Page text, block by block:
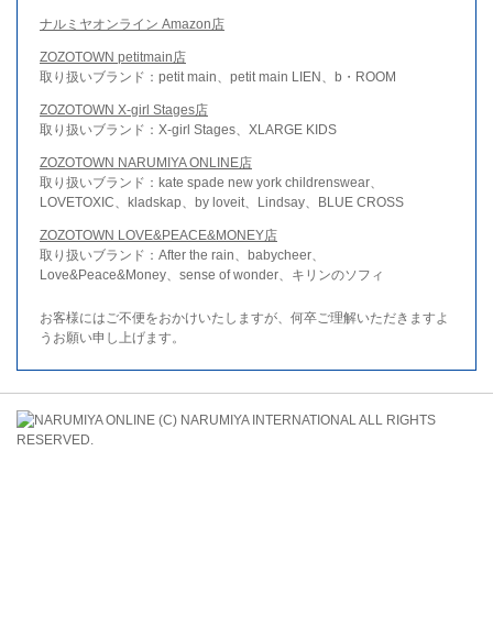
ナルミヤオンライン Amazon店
ZOZOTOWN petitmain店
取り扱いブランド：petit main、petit main LIEN、b・ROOM
ZOZOTOWN X-girl Stages店
取り扱いブランド：X-girl Stages、XLARGE KIDS
ZOZOTOWN NARUMIYA ONLINE店
取り扱いブランド：kate spade new york childrenswear、
LOVETOXIC、kladskap、by loveit、Lindsay、BLUE CROSS
ZOZOTOWN LOVE&PEACE&MONEY店
取り扱いブランド：After the rain、babycheer、
Love&Peace&Money、sense of wonder、キリンのソフィ
お客様にはご不便をおかけいたしますが、何卒ご理解いただきますよ
うお願い申し上げます。